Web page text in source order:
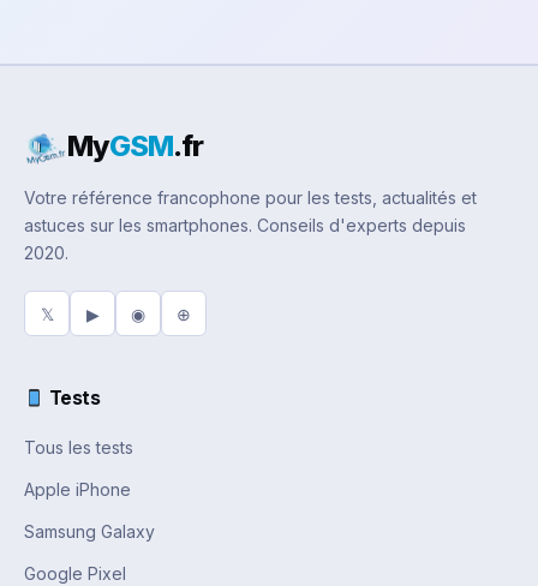
MyGSM.fr
Votre référence francophone pour les tests, actualités et
astuces sur les smartphones. Conseils d'experts depuis
2020.
𝕏 ▶ ◉ ⊕
Tests
Tous les tests
Apple iPhone
Samsung Galaxy
Google Pixel